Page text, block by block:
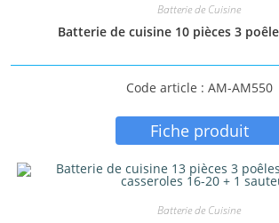
Batterie de Cuisine
Batterie de cuisine 10 pièces 3
Code article : AM-AM550
Fiche produit
Batterie de Cuisine